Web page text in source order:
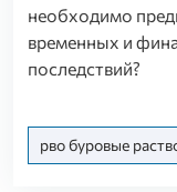
необходимо
временных и
последствий?
рво буровые